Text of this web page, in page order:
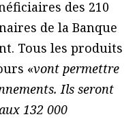
des 210
de la Banque
Tous les produits
«vont permettre
Ils seront
132 000